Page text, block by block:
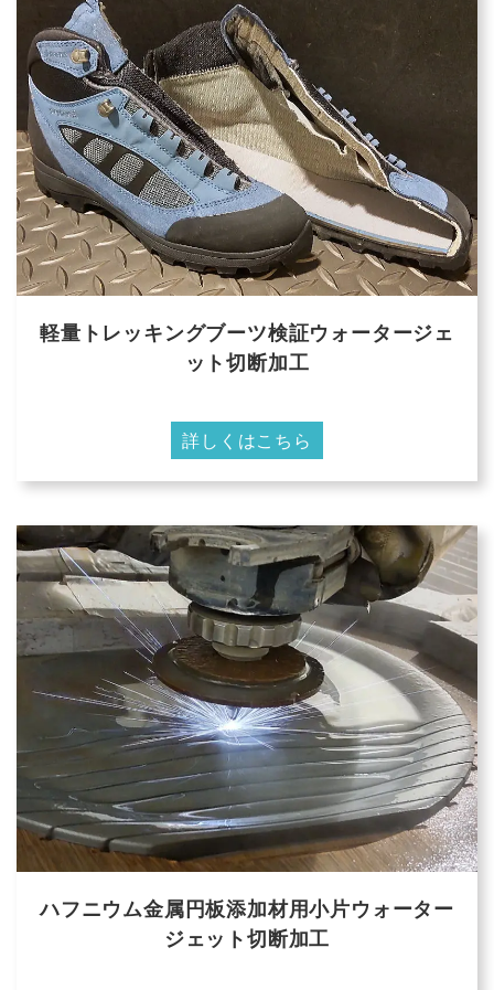
軽量トレッキングブーツ検証ウォータージェ
ット切断加工
詳しくはこちら
ハフニウム金属円板添加材用小片ウォーター
ジェット切断加工